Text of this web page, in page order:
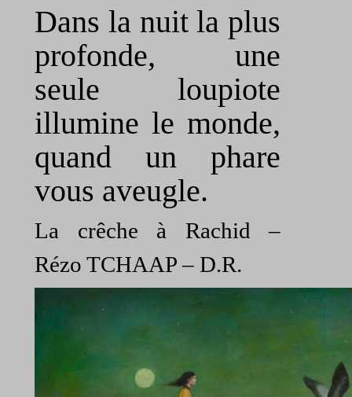
Dans la nuit la plus
profonde, une
seule loupiote
illumine le monde,
quand un phare
vous aveugle.
La crêche à Rachid –
Rézo TCHAAP – D.R.